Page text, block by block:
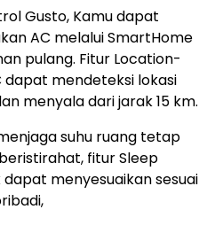
Gusto, Kamu dapat
AC melalui SmartHome
pulang. Fitur Location-
dapat mendeteksi lokasi
menyala dari jarak 15 km.
suhu ruang tetap
fitur Sleep
menyesuaikan sesuai